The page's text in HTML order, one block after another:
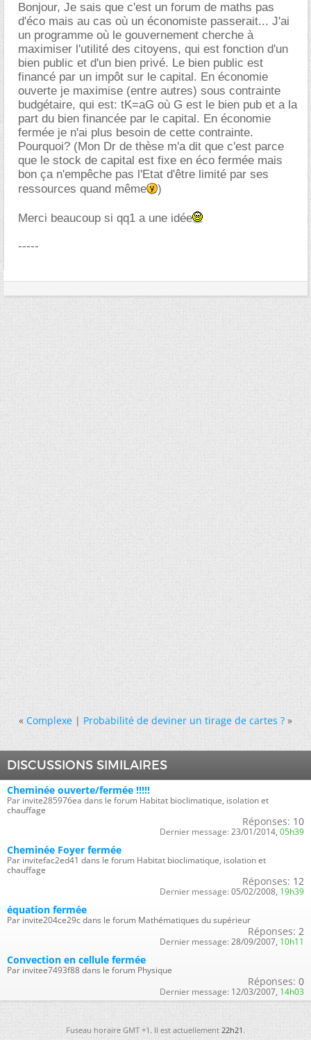
Bonjour, Je sais que c'est un forum de maths pas
d'éco mais au cas où un économiste passerait... J'ai
un programme où le gouvernement cherche à
maximiser l'utilité des citoyens, qui est fonction d'un
bien public et d'un bien privé. Le bien public est
financé par un impôt sur le capital. En économie
ouverte je maximise (entre autres) sous contrainte
budgétaire, qui est: tK=aG où G est le bien pub et a la
part du bien financée par le capital. En économie
fermée je n'ai plus besoin de cette contrainte.
Pourquoi? (Mon Dr de thèse m'a dit que c'est parce
que le stock de capital est fixe en éco fermée mais
bon ça n'empêche pas l'Etat d'être limité par ses
ressources quand même
)
Merci beaucoup si qq1 a une idée
-----
« Complexe|Probabilité de deviner un tirage de cartes ? »
DISCUSSIONS SIMILAIRES
Cheminée ouverte/fermée !!!!!
Par invite285976ea dans le forum Habitat bioclimatique, isolation et
chauffage
Réponses: 10
Dernier message: 23/01/2014, 05h39
Cheminée Foyer fermée
Par invitefac2ed41 dans le forum Habitat bioclimatique, isolation et
chauffage
Réponses: 12
Dernier message: 05/02/2008, 19h39
équation fermée
Par invite204ce29c dans le forum Mathématiques du supérieur
Réponses: 2
Dernier message: 28/09/2007, 10h11
Convection en cellule fermée
Par invitee7493f88 dans le forum Physique
Réponses: 0
Dernier message: 12/03/2007, 14h03
Fuseau horaire GMT +1. Il est actuellement22h21.